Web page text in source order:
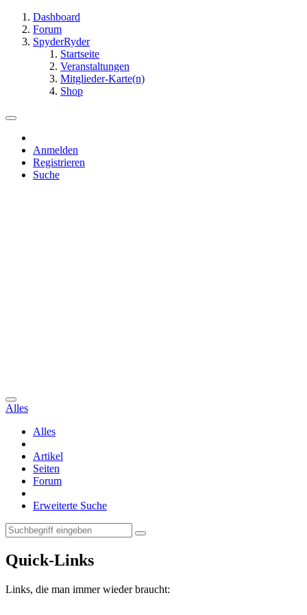
Dashboard
Forum
SpyderRyder
Startseite
Veranstaltungen
Mitglieder-Karte(n)
Shop
Anmelden
Registrieren
Suche
Alles
Alles
Artikel
Seiten
Forum
Erweiterte Suche
Quick-Links
Links, die man immer wieder braucht: